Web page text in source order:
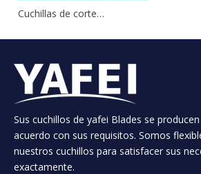
Cuchillas de corte
cortadora de metal
1
CLASIFICACIÓN DEL PRODUCTO
Sus cuchillos de yafei Blades se
acuerdo con sus requisitos. Somos
nuestros cuchillos para satisfacer sus
exactamente.